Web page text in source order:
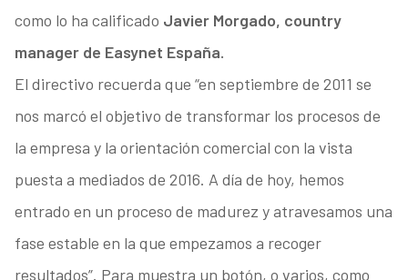
como lo ha calificado Javier Morgado, country
manager de Easynet España.
El directivo recuerda que “en septiembre de 2011 se
nos marcó el objetivo de transformar los procesos de
la empresa y la orientación comercial con la vista
puesta a mediados de 2016. A día de hoy, hemos
entrado en un proceso de madurez y atravesamos una
fase estable en la que empezamos a recoger
resultados”. Para muestra un botón, o varios, como